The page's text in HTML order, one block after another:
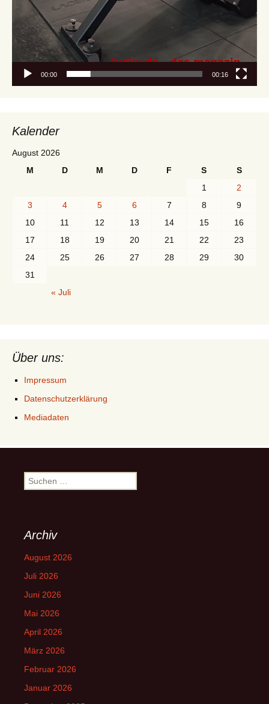
00:00 00:16
Kalender
August 2026
M
D M D F S
S
1
2
3
4 5 6 7 8
9
10
11 12 13 14 15
16
17
18 19 20 21 22
23
24
25 26 27 28 29
30
31
« Juli
Über uns:
Impressum
Datenschutzerklärung
Mediadaten
Suchen
nach:
Archiv
August 2026
Juli 2026
Juni 2026
Mai 2026
April 2026
März 2026
Februar 2026
Januar 2026